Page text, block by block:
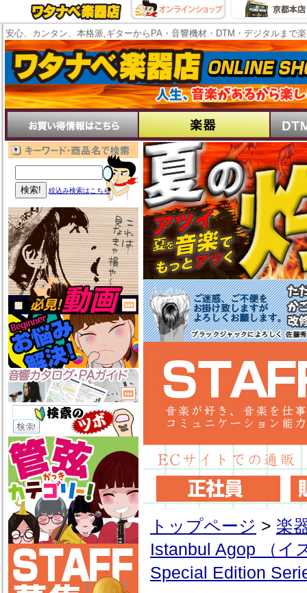
安心、カンタン、本格派,ギターからPA・音響機材・DTM・デジタルまで
絞込み検索はこちら
トップページ > 楽
Istanbul Agop （イ
Special Edition